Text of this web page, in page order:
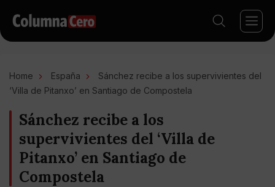
Home España
Sánchez recibe a los supervivientes del
‘Villa de Pitanxo’ en Santiago de Compostela
Sánchez recibe a los
supervivientes del ‘Villa de
Pitanxo’ en Santiago de
Compostela